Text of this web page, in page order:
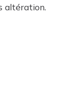
altération.